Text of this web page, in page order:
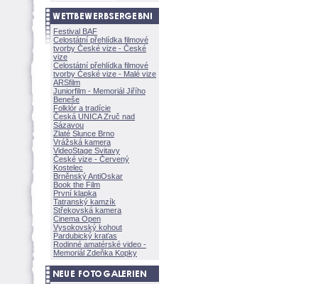
Festival BAF
Celostátní přehlídka filmové
tvorby České vize - České
vize
Celostátní přehlídka filmové
tvorby České vize - Malé vize
ARSfilm
Juniorfilm - Memoriál Jiřího
Beneše
Folklór a tradície
Česká UNICA Zruč nad
Sázavou
Zlaté Slunce Brno
Vrážská kamera
VideoStage Svitavy
České vize - Červený
Kostelec
Brněnský AntiOskar
Book the Film
První klapka
Tatranský kamzík
Střekovská kamera
Cinema Open
Vysokovský kohout
Pardubický kraťas
Rodinné amatérské video -
Memoriál Zdeňka Kopky